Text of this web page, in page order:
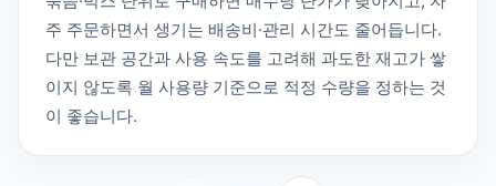
주 주문하면서 생기는 배송비·관리 시간도 줄어듭니다.
다만 보관 공간과 사용 속도를 고려해 과도한 재고가 쌓
이지 않도록 월 사용량 기준으로 적정 수량을 정하는 것
이 좋습니다.